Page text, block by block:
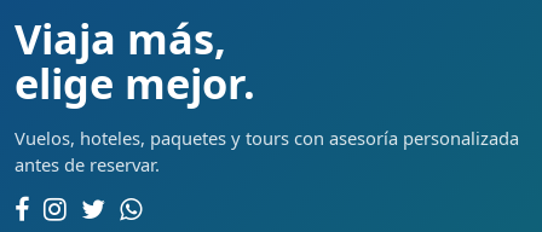
Viaja más,
elige mejor.
Vuelos, hoteles, paquetes y tours con asesoría personalizada
antes de reservar.